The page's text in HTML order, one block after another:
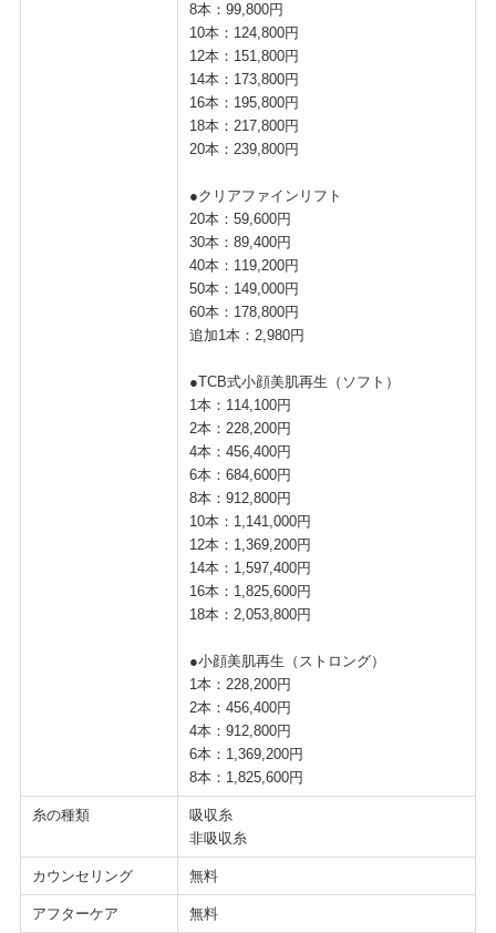
8本：99,800円
10本：124,800円
12本：151,800円
14本：173,800円
16本：195,800円
18本：217,800円
20本：239,800円
●クリアファインリフト
20本：59,600円
30本：89,400円
40本：119,200円
50本：149,000円
60本：178,800円
追加1本：2,980円
●TCB式小顔美肌再生（ソフト）
1本：114,100円
2本：228,200円
4本：456,400円
6本：684,600円
8本：912,800円
10本：1,141,000円
12本：1,369,200円
14本：1,597,400円
16本：1,825,600円
18本：2,053,800円
●小顔美肌再生（ストロング）
1本：228,200円
2本：456,400円
4本：912,800円
6本：1,369,200円
8本：1,825,600円
糸の種類
吸収糸
非吸収糸
カウンセリング 無料
アフターケア 無料